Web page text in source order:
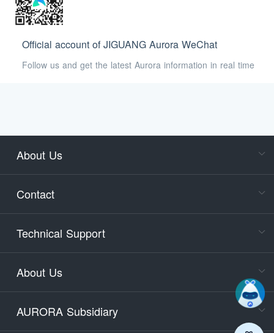
Official account of JIGUANG Aurora WeChat
Follow us and get the latest Aurora information in real time
About Us
Contact
Technical Support
About Us
AURORA Subsidiary
days)
9:30-